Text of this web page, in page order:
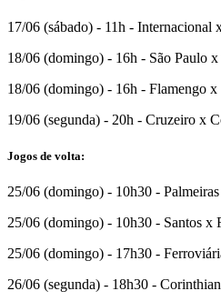
17/06 (sábado) - 11h - Internacional
18/06 (domingo) - 16h - São Paulo
18/06 (domingo) - 16h - Flamengo
19/06 (segunda) - 20h - Cruzeiro x
Jogos de volta:
25/06 (domingo) - 10h30 -
25/06 (domingo) - 10h30 - Santos x
25/06 (domingo) - 17h30 -
26/06 (segunda) - 18h30 -